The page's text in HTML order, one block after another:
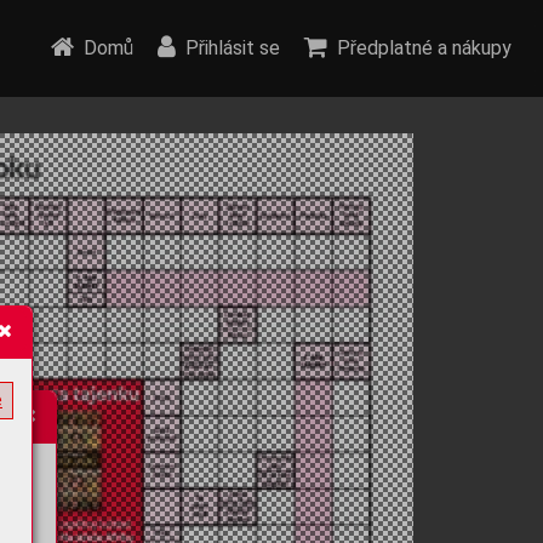
Domů Přihlásit se Předplatné a nákupy